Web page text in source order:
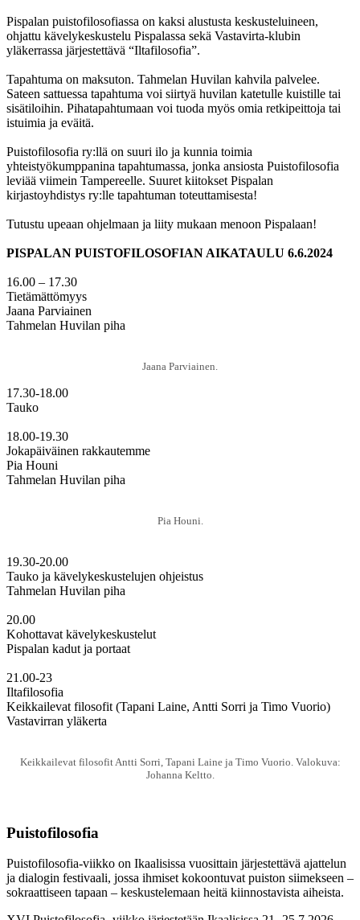
Pispalan puistofilosofiassa on kaksi alustusta keskusteluineen,
ohjattu kävelykeskustelu Pispalassa sekä Vastavirta-klubin
yläkerrassa järjestettävä “Iltafilosofia”.
Tapahtuma on maksuton. Tahmelan Huvilan kahvila palvelee.
Sateen sattuessa tapahtuma voi siirtyä huvilan katetulle kuistille tai
sisätiloihin. Pihatapahtumaan voi tuoda myös omia retkipeittoja tai
istuimia ja eväitä.
Puistofilosofia ry:llä on suuri ilo ja kunnia toimia
yhteistyökumppanina tapahtumassa, jonka ansiosta Puistofilosofia
leviää viimein Tampereelle. Suuret kiitokset Pispalan
kirjastoyhdistys ry:lle tapahtuman toteuttamisesta!
Tutustu upeaan ohjelmaan ja liity mukaan menoon Pispalaan!
PISPALAN PUISTOFILOSOFIAN AIKATAULU 6.6.2024
16.00 – 17.30
Tietämättömyys
Jaana Parviainen
Tahmelan Huvilan piha
Jaana Parviainen.
17.30-18.00
Tauko
18.00-19.30
Jokapäiväinen rakkautemme
Pia Houni
Tahmelan Huvilan piha
Pia Houni.
19.30-20.00
Tauko ja kävelykeskustelujen ohjeistus
Tahmelan Huvilan piha
20.00
Kohottavat kävelykeskustelut
Pispalan kadut ja portaat
21.00-23
Iltafilosofia
Keikkailevat filosofit (Tapani Laine, Antti Sorri ja Timo Vuorio)
Vastavirran yläkerta
Keikkailevat filosofit Antti Sorri, Tapani Laine ja Timo Vuorio. Valokuva:
Johanna Keltto.
Puistofilosofia
Puistofilosofia-viikko on Ikaalisissa vuosittain järjestettävä ajattelun
ja dialogin festivaali, jossa ihmiset kokoontuvat puiston siimekseen –
sokraattiseen tapaan – keskustelemaan heitä kiinnostavista aiheista.